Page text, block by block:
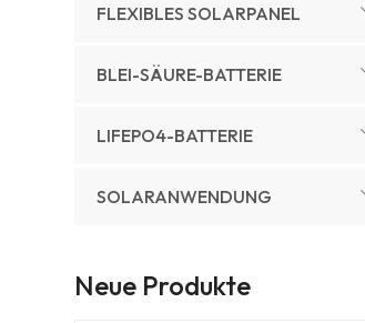
FLEXIBLES SOLARPANEL
BLEI-SÄURE-BATTERIE
LIFEPO4-BATTERIE
SOLARANWENDUNG
Neue Produkte